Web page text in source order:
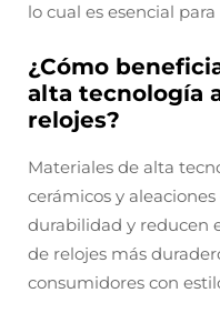
lo cual es esencial
¿Cómo
alta tecnología
relojes?
Materiales de alta
cerámicos y
durabilidad y reducen
de relojes más
consumidores con